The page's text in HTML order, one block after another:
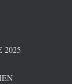
2025